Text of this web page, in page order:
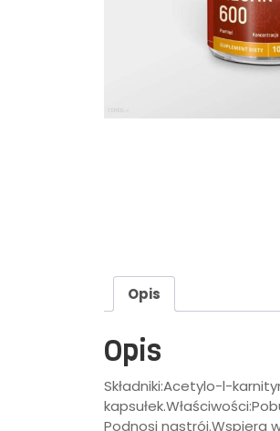
Opis
Opis
Składniki:Acetylo-l-
Podnosi nastrój.Wspiera